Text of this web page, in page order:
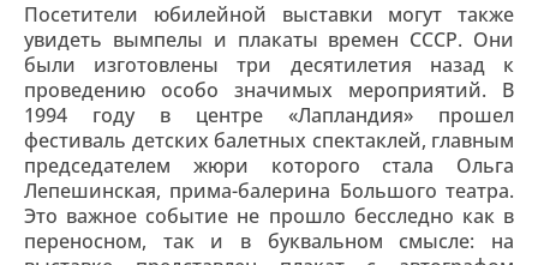
Посетители юбилейной выставки могут также
увидеть вымпелы и плакаты времен СССР. Они
были изготовлены три десятилетия назад к
проведению особо значимых мероприятий. В
1994 году в центре «Лапландия» прошел
фестиваль детских балетных спектаклей, главным
председателем жюри которого стала Ольга
Лепешинская, прима-балерина Большого театра.
Это важное событие не прошло бесследно как в
переносном, так и в буквальном смысле: на